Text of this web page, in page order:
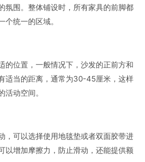
氛围。整体铺设时，所有家具的前脚都
个统一的区域。
的位置，一般情况下，沙发的正前方和
适当的距离，通常为30-45厘米，这样
活动空间。
，可以选择使用地毯垫或者双面胶带进
以增加摩擦力，防止滑动，还能提供额